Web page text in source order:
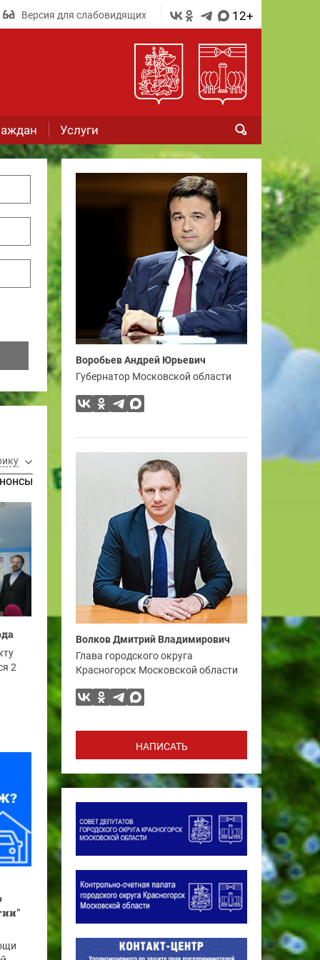
Версия для слабовидящих 12+
Услуги
2
Воробьев Андрей Юрьевич
Губернатор Московской области
Волков Дмитрий Владимирович
Глава городского округа
Красногорск Московской области
НАПИСАТЬ